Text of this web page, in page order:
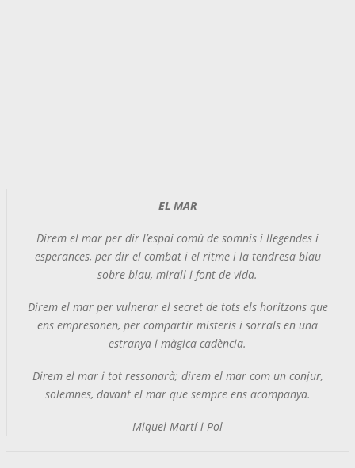
EL MAR
Direm el mar per dir l’espai comú de somnis i llegendes i
esperances, per dir el combat i el ritme i la tendresa blau
sobre blau, mirall i font de vida.
Direm el mar per vulnerar el secret de tots els horitzons que
ens empresonen, per compartir misteris i sorrals en una
estranya i màgica cadència.
Direm el mar i tot ressonarà; direm el mar com un conjur,
solemnes, davant el mar que sempre ens acompanya.
Miquel Martí i Pol